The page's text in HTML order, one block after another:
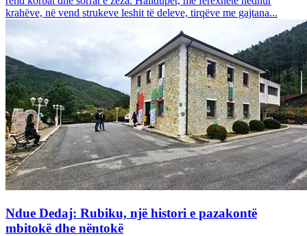
krahëve, në vend strukeve leshit të deleve, tirqëve me gajtana...
Ndue Dedaj: Rubiku, një histori e pazakontë
mbitokë dhe nëntokë